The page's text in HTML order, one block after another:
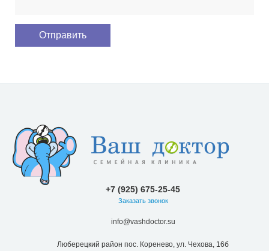
+7 (925) 675-25-45
Заказать звонок
info@vashdoctor.su
Люберецкий район пос. Коренево, ул. Чехова, 16б